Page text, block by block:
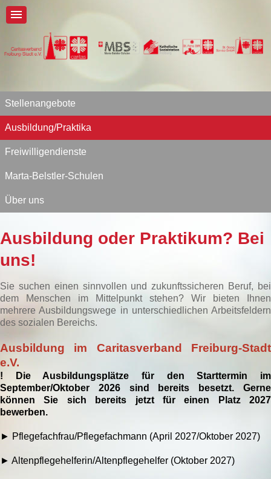
Stellenangebote
Ausbildung/Praktika
Freiwilligendienste
Marta-Belstler-Schulen
Über uns
Ausbildung oder Praktikum? Bei
uns!
Sie suchen einen sinnvollen und zukunftssicheren Beruf, bei
dem Menschen im Mittelpunkt stehen? Wir bieten Ihnen
mehrere Ausbildungswege in unterschiedlichen Arbeitsfeldern
des sozialen Bereichs.
Ausbildung im Caritasverband Freiburg-Stadt
e.V.
! Die Ausbildungsplätze für den Starttermin im
September/Oktober 2026 sind bereits besetzt. Gerne
können Sie sich bereits jetzt für einen Platz 2027
bewerben.
► Pflegefachfrau/Pflegefachmann (April 2027/Oktober 2027)
► Altenpflegehelferin/Altenpflegehelfer (Oktober 2027)